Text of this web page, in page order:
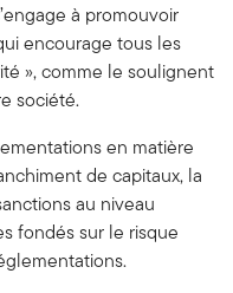
à promouvoir
encourage tous les
», comme le soulignent
société.
en matière
de capitaux, la
au niveau
fondés sur le risque